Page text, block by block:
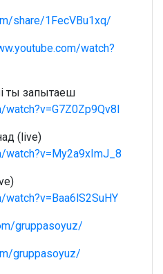
share/1FecVBu1xq/
watch?
ты запытаеш
(live)
watch?v=My2a9xImJ_8
gruppasoyuz/
gruppasoyuz/